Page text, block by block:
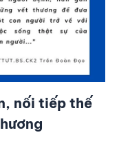
nối tiếp thế